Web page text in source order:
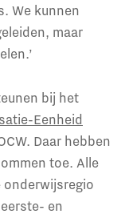
We kunnen
maar
bij het
Eenheid
Daar hebben
toe. Alle
onderwijsregio
en